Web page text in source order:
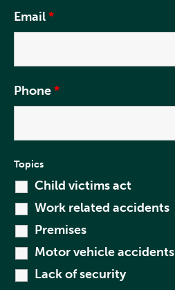
Email*
Phone*
Topics
Child victims act
Work related accidents
Premises
Motor vehicle accidents
Lack of security